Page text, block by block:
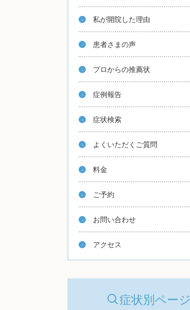
私が開院した理由
患者さまの声
プロからの推薦状
症例報告
症状検索
よくいただくご質問
料金
ご予約
お問い合わせ
アクセス
症状別ページ